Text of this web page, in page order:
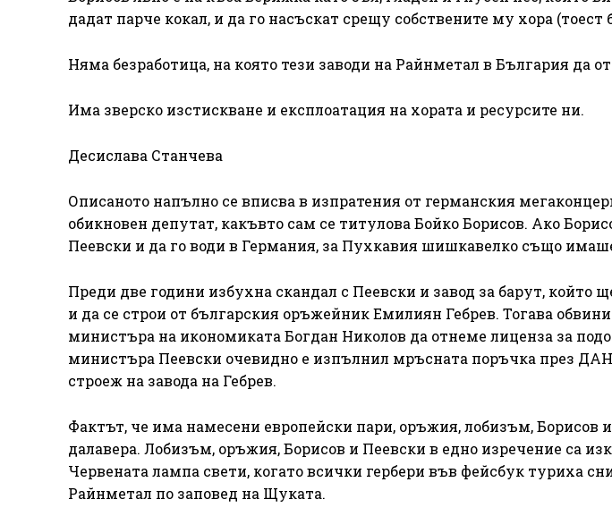
дадат парче кокал, и да го насъскат срещу собствените му хора (тоест
Няма безработица, на която тези заводи на Райнметал в България да
Има зверско изстискване и експлоатация на хората и ресурсите ни.
Десислава Станчева
Описаното напълно се вписва в изпратения от германския
обикновен депутат, какъвто сам се титулова Бойко Борисов. Ако
Пеевски и да го води в Германия, за Пухкавия шишкавелко също
Преди две години избухна скандал с Пеевски и завод за барут, който
и да се строи от българския оръжейник Емилиян Гебрев. Тогава
министъра на икономиката Богдан Николов да отнеме лиценза за
министъра Пеевски очевидно е изпълнил мръсната поръчка през
строеж на завода на Гебрев.
Фактът, че има намесени европейски пари, оръжия, лобизъм, Борисов
далавера. Лобизъм, оръжия, Борисов и Пеевски в едно изречение са
Червената лампа свети, когато всички гербери във фейсбук туриха
Райнметал по заповед на Щуката.